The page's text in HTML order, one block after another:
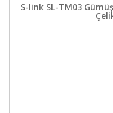
S-link SL-TM03